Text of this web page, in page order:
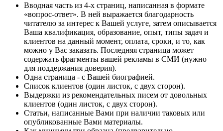
Вводная часть из 4-х страниц, написанная в формате
«вопрос-ответ». В ней выражается благодарность
читателю за интерес к Вашей услуге, затем описывается
Ваша квалификация, образование, опыт, типы задач и
клиентов на данный момент, оплата, сроки, и то, как
можно у Вас заказать. Последняя страница может
содержать фрагменты вашей рекламы в СМИ (нужно
для поддержания доверия).
Одна страница - с Вашей биографией.
Список клиентов (один листок, с двух сторон).
Выдержки из рекомендательных писем от довольных
клиентов (один листок, с двух сторон).
Статьи, написанные Вами при наличии таковых или
опубликованные Вами материалы.